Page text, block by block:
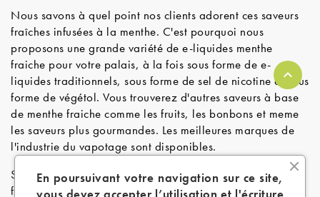
Nous savons à quel point nos clients adorent ces saveurs
fraîches infusées à la menthe. C'est pourquoi nous
proposons une grande variété de e-liquides menthe
fraiche pour votre palais, à la fois sous forme de e-
liquides traditionnels, sous forme de sel de nicotine et sous
forme de végétol. Vous trouverez d'autres saveurs à base
de menthe fraiche comme les fruits, les bonbons et meme
les saveurs plus gourmandes. Les meilleures marques de
l'industrie du vapotage sont disponibles.
Si vous souhaitez vous sentir rafraîchi et revigoré chaque
fois que vous vapotez avec votre box mod ou votre
En poursuivant votre navigation sur ce site,